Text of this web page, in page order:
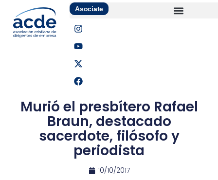
Asociate
Murió el presbítero Rafael
Braun, destacado
sacerdote, filósofo y
periodista
10/10/2017